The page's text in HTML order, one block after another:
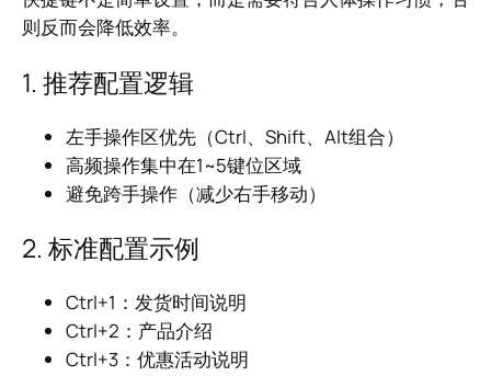
则反而会降低效率。
1. 推荐配置逻辑
左手操作区优先（Ctrl、Shift、Alt组合）
高频操作集中在1~5键位区域
避免跨手操作（减少右手移动）
2. 标准配置示例
Ctrl+1：发货时间说明
Ctrl+2：产品介绍
Ctrl+3：优惠活动说明